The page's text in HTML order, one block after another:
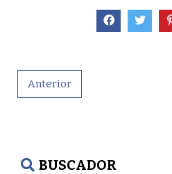
Anterior
BUSCADOR